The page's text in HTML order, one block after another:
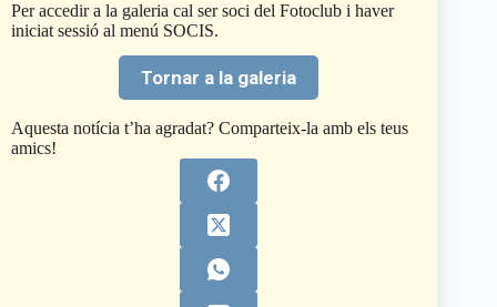
Per accedir a la galeria cal ser soci del Fotoclub i haver
iniciat sessió al menú SOCIS.
Tornar a la galeria
Aquesta notícia t’ha agradat? Comparteix-la amb els teus
amics!